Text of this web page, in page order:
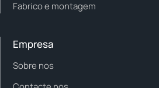
Fabrico e montagem
Empresa
Sobre nos